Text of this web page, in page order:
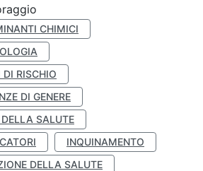
CHIMICI
DI RISCHIO
DI GENERE
SALUTE
INQUINAMENTO
DELLA SALUTE